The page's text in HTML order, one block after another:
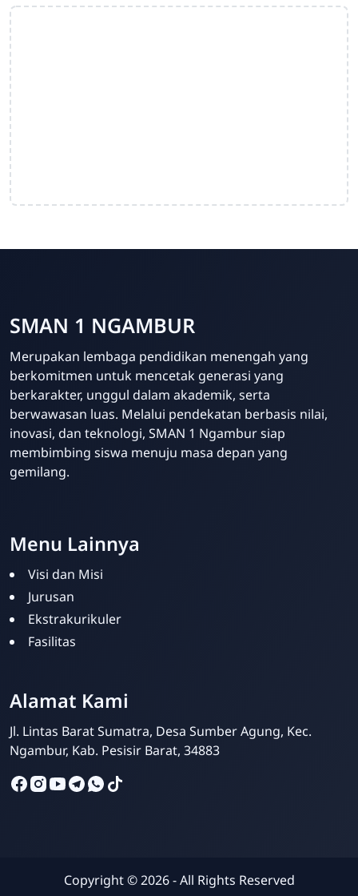
SMAN 1 NGAMBUR
Merupakan lembaga pendidikan menengah yang
berkomitmen untuk mencetak generasi yang
berkarakter, unggul dalam akademik, serta
berwawasan luas. Melalui pendekatan berbasis nilai,
inovasi, dan teknologi, SMAN 1 Ngambur siap
membimbing siswa menuju masa depan yang
gemilang.
Menu Lainnya
Visi dan Misi
Jurusan
Ekstrakurikuler
Fasilitas
Alamat Kami
Jl. Lintas Barat Sumatra, Desa Sumber Agung, Kec.
Ngambur, Kab. Pesisir Barat, 34883
Copyright ©2026- All Rights Reserved